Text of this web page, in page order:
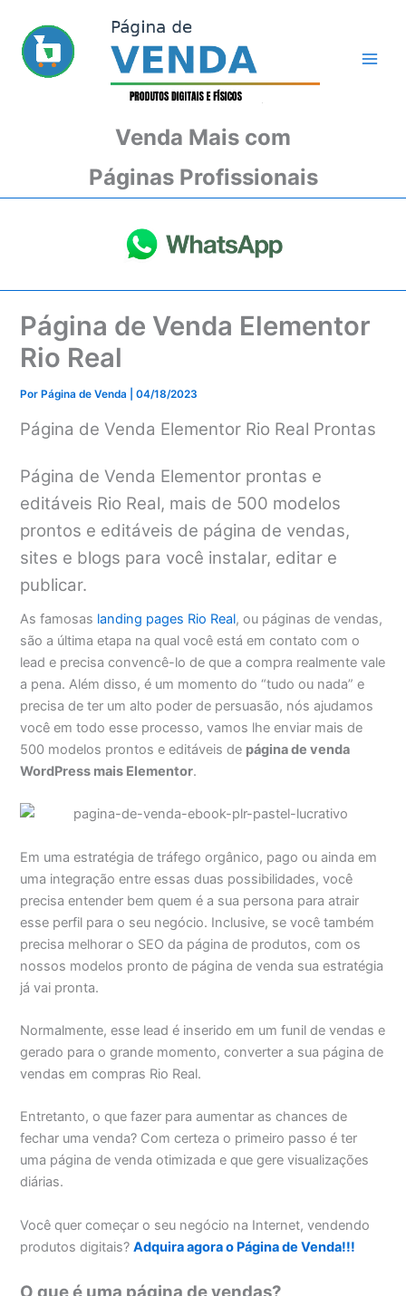
conteúdo
Venda Mais com
Páginas Profissionais
Página de Venda Elementor
Rio Real
Por Página de Venda |04/18/2023
Página de Venda Elementor Rio Real Prontas
Página de Venda Elementor prontas e
editáveis Rio Real, mais de 500 modelos
prontos e editáveis de página de vendas,
sites e blogs para você instalar, editar e
publicar.
As famosas landing pages Rio Real, ou páginas de vendas,
são a última etapa na qual você está em contato com o
lead e precisa convencê-lo de que a compra realmente vale
a pena. Além disso, é um momento do “tudo ou nada” e
precisa de ter um alto poder de persuasão, nós ajudamos
você em todo esse processo, vamos lhe enviar mais de
500 modelos prontos e editáveis de página de venda
WordPress mais Elementor.
Em uma estratégia de tráfego orgânico, pago ou ainda em
uma integração entre essas duas possibilidades, você
precisa entender bem quem é a sua persona para atrair
esse perfil para o seu negócio. Inclusive, se você também
precisa melhorar o SEO da página de produtos, com os
nossos modelos pronto de página de venda sua estratégia
já vai pronta.
Normalmente, esse lead é inserido em um funil de vendas e
gerado para o grande momento, converter a sua página de
vendas em compras Rio Real.
Entretanto, o que fazer para aumentar as chances de
fechar uma venda? Com certeza o primeiro passo é ter
uma página de venda otimizada e que gere visualizações
diárias.
Você quer começar o seu negócio na Internet, vendendo
produtos digitais?Adquira agora o Página de Venda!!!